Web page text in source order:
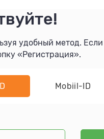
удобный метод.
«Регистрация».
Mobiil-ID